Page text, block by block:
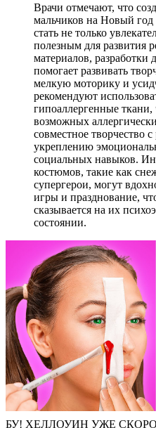
Врачи отмечают, что
мальчиков на Новый
стать не только
полезным для развития
материалов, разработки
помогает развивать
мелкую моторику и
рекомендуют
гипоаллергенные ткани,
возможных
совместное творчество
укреплению
социальных навыков.
костюмов, такие как
супергерои, могут
игры и празднование,
сказывается на их
состоянии.
БУ! ХЕЛЛОУИН УЖЕ СКОРО! ||